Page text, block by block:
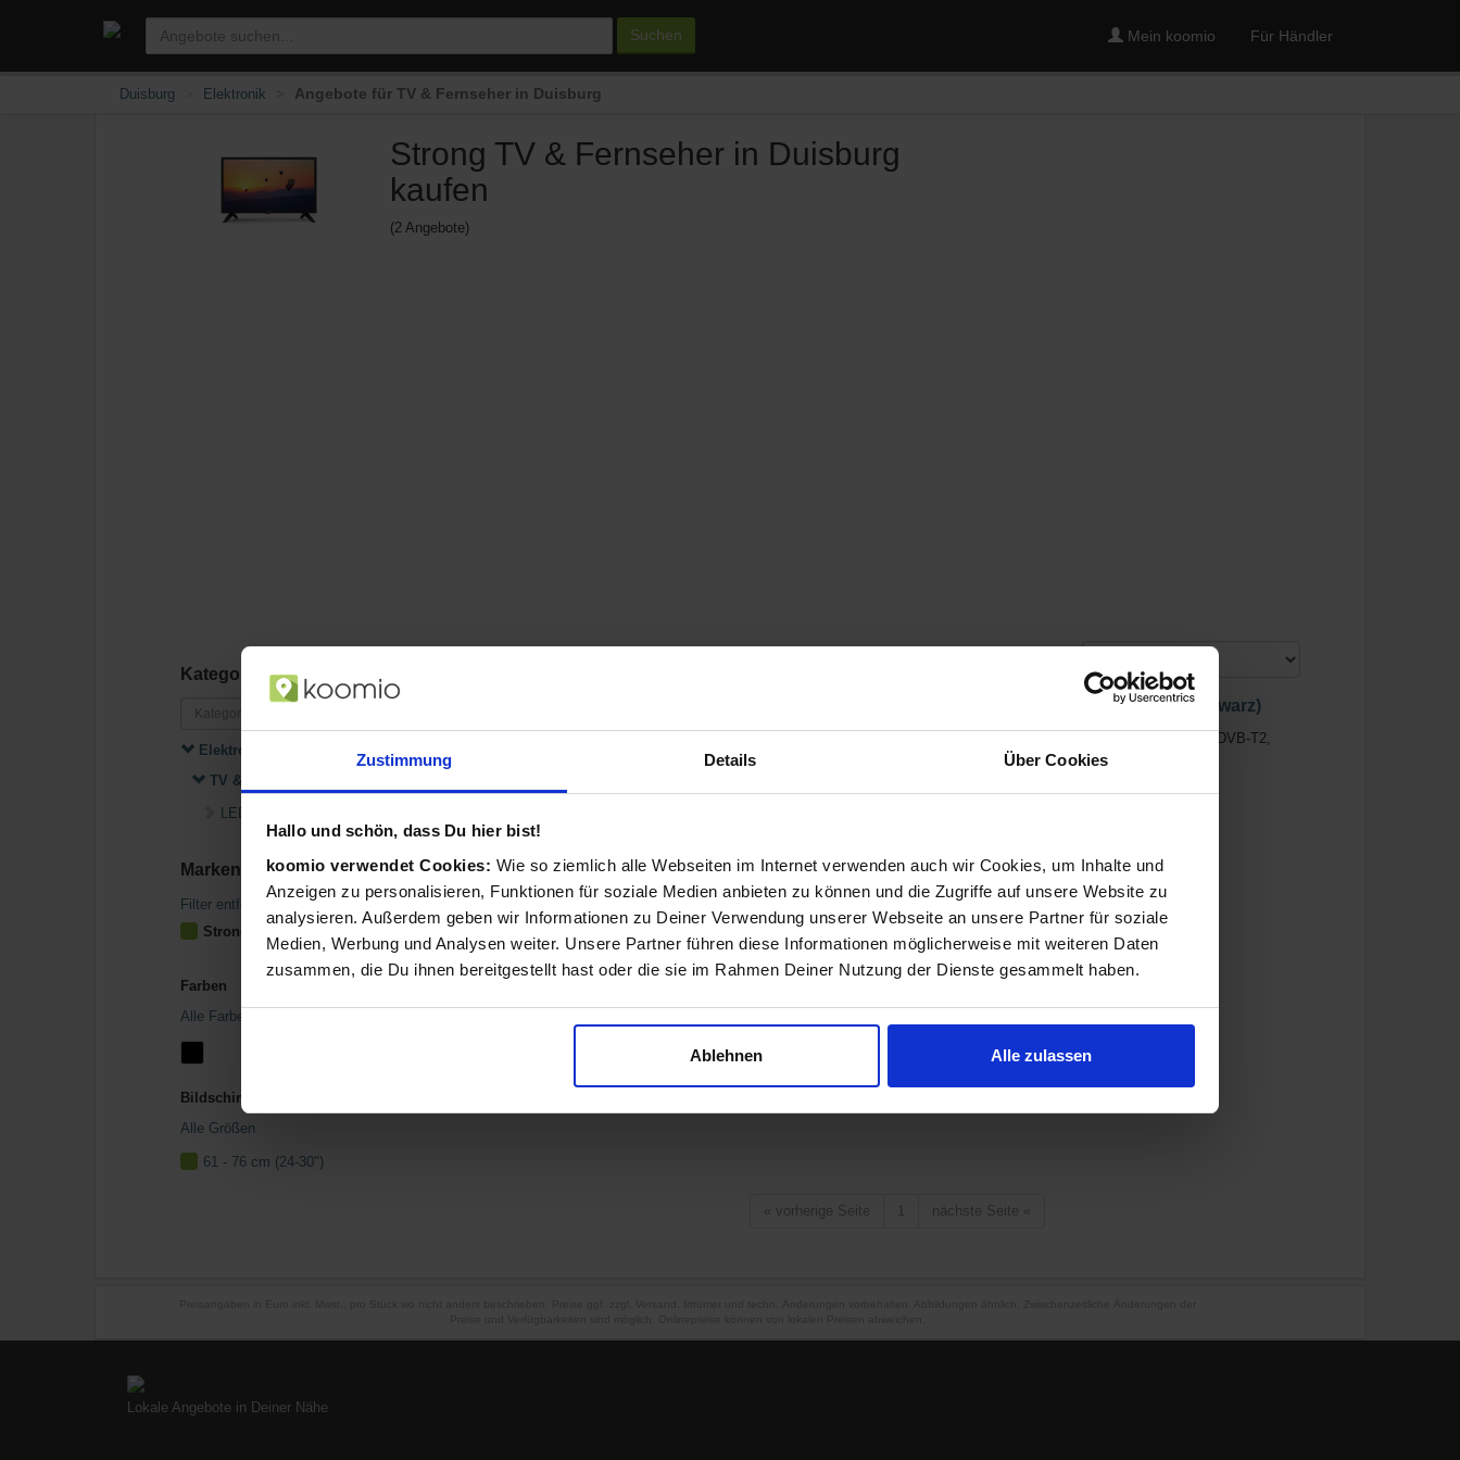
Zustimmung Details Über Cookies
Hallo und schön, dass Du hier bist!
koomio verwendet Cookies: Wie so ziemlich alle Webseiten im Internet verwenden auch wir Cookies, um Inhalte und
Anzeigen zu personalisieren, Funktionen für soziale Medien anbieten zu können und die Zugriffe auf unsere Website zu
analysieren. Außerdem geben wir Informationen zu Deiner Verwendung unserer Webseite an unsere Partner für soziale
Medien, Werbung und Analysen weiter. Unsere Partner führen diese Informationen möglicherweise mit weiteren Daten
zusammen, die Du ihnen bereitgestellt hast oder die sie im Rahmen Deiner Nutzung der Dienste gesammelt haben.
Ablehnen Alle zulassen
Suchen Mein koomio Für Händler
Duisburg Elektronik Angebote für TV & Fernseher in Duisburg
Strong TV & Fernseher in Duisburg
kaufen
(2 Angebote)
Kategorien
Elektronik
TV & Fernseher
LED TVs
Marken
Filter entfernen
Strong
Farben
Alle Farben
Bildschirmgröße
Alle Größen
61 - 76 cm (24-30")
Strong 24HC3023 Fernseher 61 cm (24 Zoll) HD Schwarz (Schwarz)
Strong 24HC3023, 61 cm (24 Zoll), 1366 x 768 Pixel, HD, LED, DVB-C,DVB-S2,DVB-T2,
Schwarz
ab 159,90 €
vorherige Seite 1 nächste Seite
Lokale Angebote in Deiner Nähe